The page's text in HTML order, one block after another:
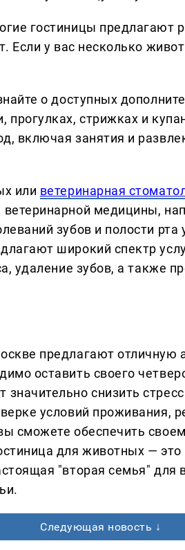
гостиницы предлагают
Если у вас несколько
о доступных
прогулках, стрижках и
включая занятия и
или ветеринарная
медицины,
зубов и полости
широкий спектр
удаление зубов, а также
предлагают отличную
оставить своего
снизить
условий проживания,
сможете обеспечить
для животных — это
"вторая семья" для
Следующая новость ↓